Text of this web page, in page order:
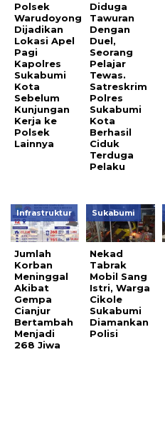
Polsek
Warudoyong
Dijadikan
Lokasi Apel
Pagi
Kapolres
Sukabumi
Kota
Sebelum
Kunjungan
Kerja ke
Polsek
Lainnya
Diduga
Tawuran
Dengan
Duel,
Seorang
Pelajar
Tewas.
Satreskrim
Polres
Sukabumi
Kota
Berhasil
Ciduk
Terduga
Pelaku
Infrastruktur
Jumlah
Korban
Meninggal
Akibat
Gempa
Cianjur
Bertambah
Menjadi
268 Jiwa
Sukabumi
Nekad
Tabrak
Mobil Sang
Istri, Warga
Cikole
Sukabumi
Diamankan
Polisi